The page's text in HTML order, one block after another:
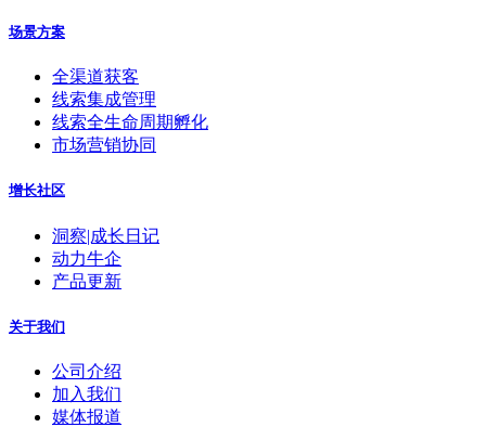
场景方案
全渠道获客
线索集成管理
线索全生命周期孵化
市场营销协同
增长社区
洞察|成长日记
动力牛企
产品更新
关于我们
公司介绍
加入我们
媒体报道